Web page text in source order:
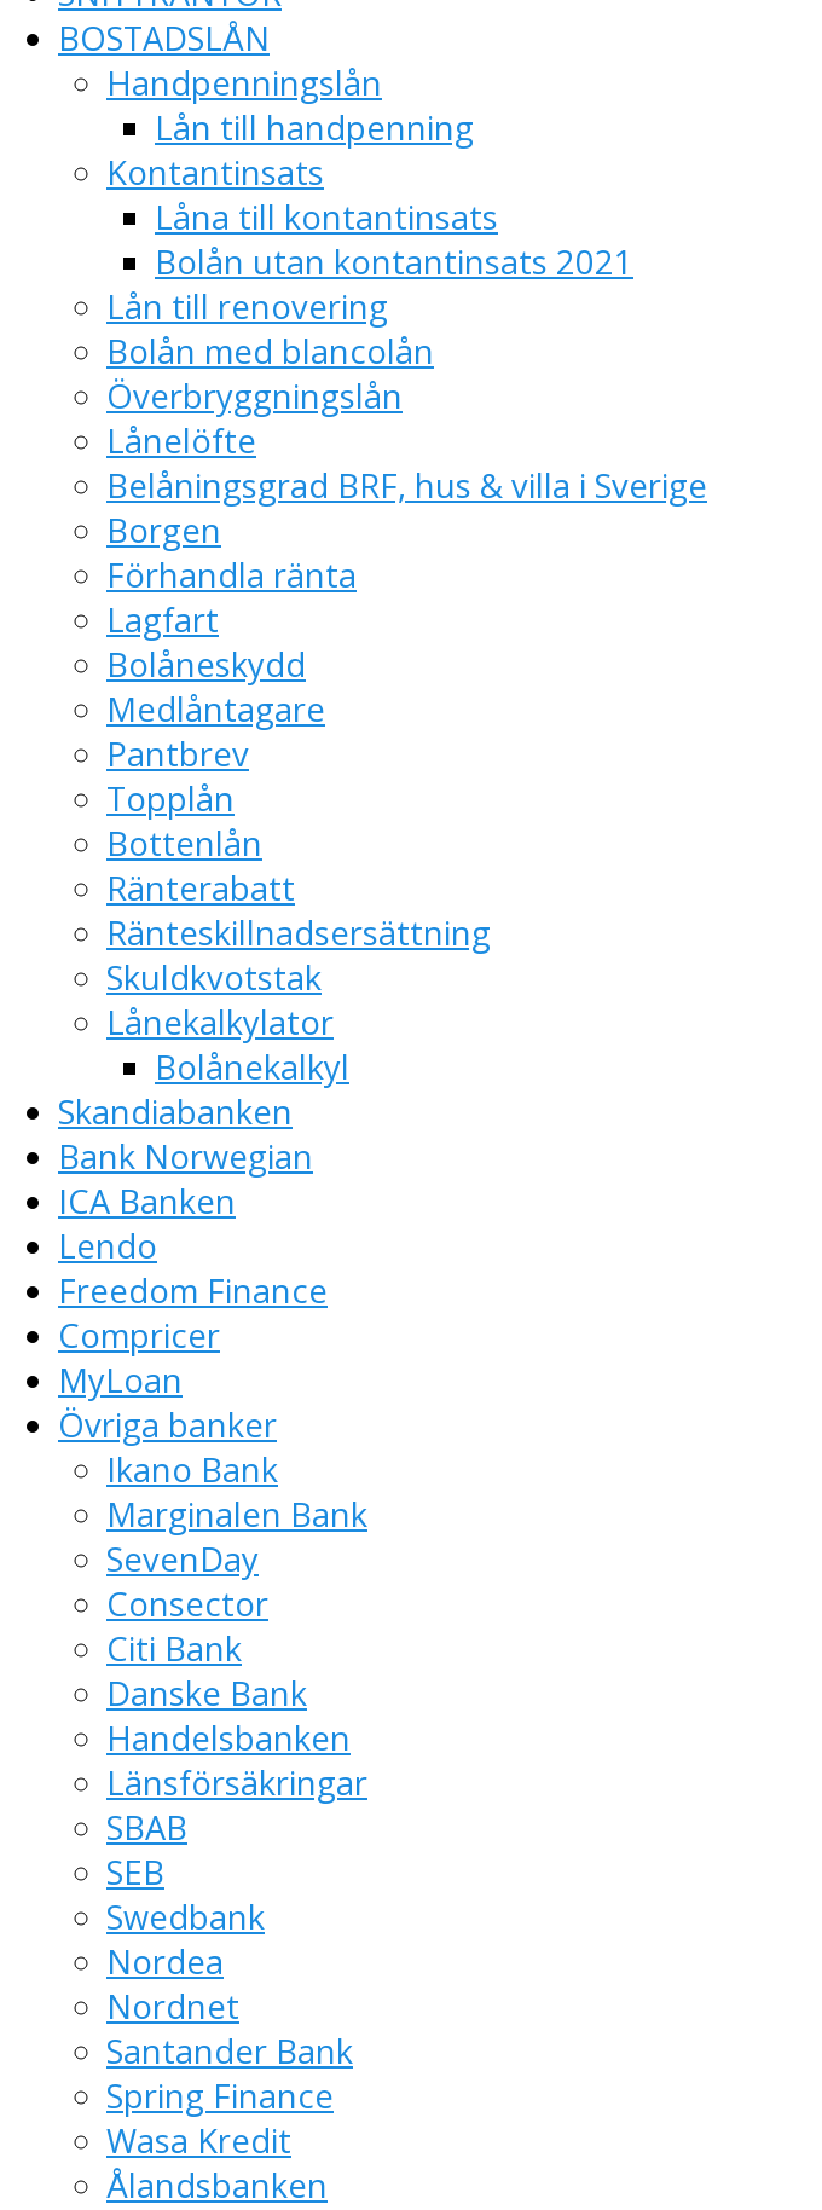
BOSTADSLÅN
Handpenningslån
Lån till handpenning
Kontantinsats
Låna till kontantinsats
Bolån utan kontantinsats 2021
Lån till renovering
Bolån med blancolån
Överbryggningslån
Lånelöfte
Belåningsgrad BRF, hus & villa i Sverige
Borgen
Förhandla ränta
Lagfart
Bolåneskydd
Medlåntagare
Pantbrev
Topplån
Bottenlån
Ränterabatt
Ränteskillnadsersättning
Skuldkvotstak
Lånekalkylator
Bolånekalkyl
Skandiabanken
Bank Norwegian
ICA Banken
Lendo
Freedom Finance
Compricer
MyLoan
Övriga banker
Ikano Bank
Marginalen Bank
SevenDay
Consector
Citi Bank
Danske Bank
Handelsbanken
Länsförsäkringar
SBAB
SEB
Swedbank
Nordea
Nordnet
Santander Bank
Spring Finance
Wasa Kredit
Ålandsbanken